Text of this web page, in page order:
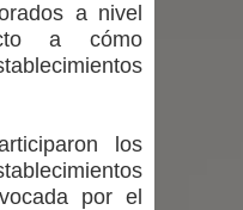
educativa
interactivas del
inició
a nivel
a cómo
los
por el